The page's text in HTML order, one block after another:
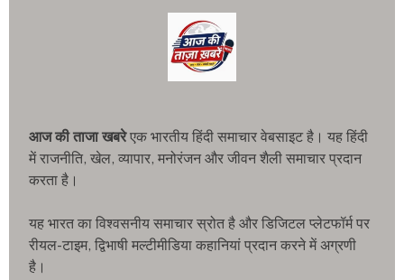
आज की ताजा खबरेएक भारतीय हिंदी समाचार वेबसाइट है। यह हिंदी
में राजनीति, खेल, व्यापार, मनोरंजन और जीवन शैली समाचार प्रदान
करता है।
यह भारत का विश्वसनीय समाचार स्रोत है और डिजिटल प्लेटफॉर्म पर
रीयल-टाइम, द्विभाषी मल्टीमीडिया कहानियां प्रदान करने में अग्रणी
है।